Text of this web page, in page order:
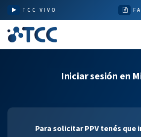
TCC VIVO
Iniciar sesión en
Para solicitar PPV tenés que